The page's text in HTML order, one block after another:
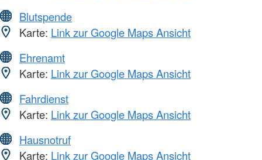
Blutspende
Karte: Link zur Google Maps Ansicht
Ehrenamt
Karte: Link zur Google Maps Ansicht
Fahrdienst
Karte: Link zur Google Maps Ansicht
Hausnotruf
Karte: Link zur Google Maps Ansicht